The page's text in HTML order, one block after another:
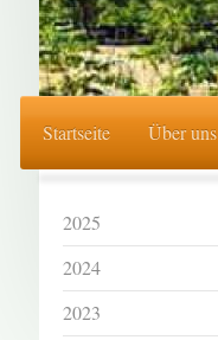
Startseite Über uns
2025
2024
2023